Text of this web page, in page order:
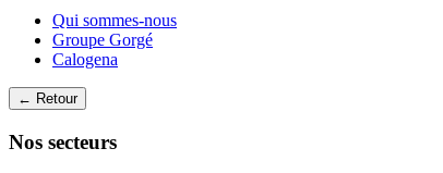
Qui sommes-nous
Groupe Gorgé
Calogena
← Retour
Nos secteurs